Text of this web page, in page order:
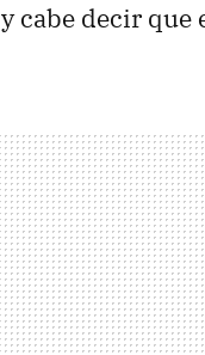
y cabe decir que